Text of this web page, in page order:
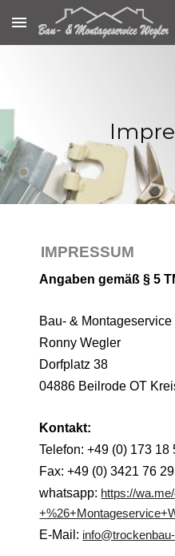
Skip to main content
IMPRESSUM
Angaben gemäß § 5
Bau- &
Ronny Wegler
Dorfplatz 38
04886 Beilrode OT
Kontakt:
Telefon: +49 (0) 173 18
Fax: +49 (0) 3421 76
whatsapp: https://
E-Mail: